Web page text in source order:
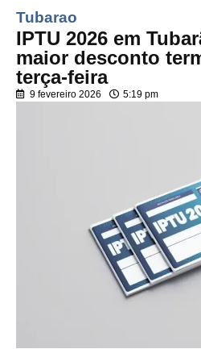
Tubarao
IPTU 2026 em
maior desconto
terça-feira
9 fevereiro 2026 5:19 pm